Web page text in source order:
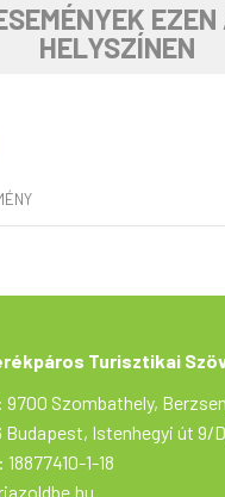
EZEN
HELYSZÍNEN
Turisztikai
: 9700 Szombathely,
Budapest, Istenhegyi út 9/
: 18877410-1-18